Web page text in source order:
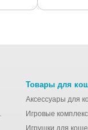
Товары для
Аксессуары для
Игрушки для